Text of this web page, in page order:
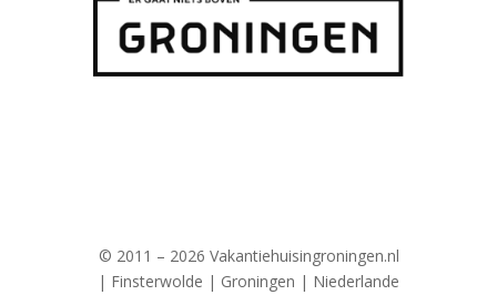
© 2011 – 2026 Vakantiehuisingroningen.nl
| Finsterwolde | Groningen | Niederlande